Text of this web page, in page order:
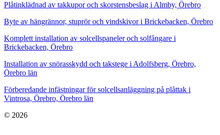
Plåtinklädnad av takkupor och skorstensbeslag i Almby, Örebro
Byte av hängrännor, stuprör och vindskivor i Brickebacken, Örebro
Komplett installation av solcellspaneler och solfångare i
Brickebacken, Örebro
Installation av snörasskydd och takstege i Adolfsberg, Örebro,
Örebro län
Förberedande infästningar för solcellsanläggning på plåttak i
Vintrosa, Örebro, Örebro län
© 2026